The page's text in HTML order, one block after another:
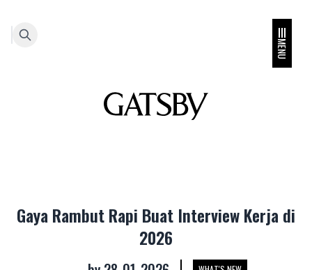
MENU
Gaya Rambut Rapi Buat Interview Kerja di
2026